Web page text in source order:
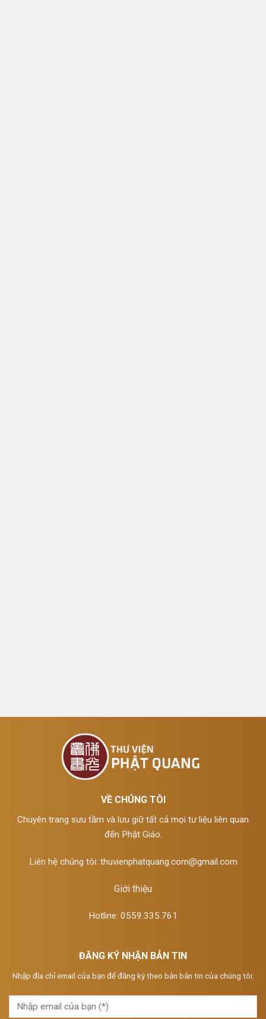
VỀ CHÚNG TÔI
Chuyên trang sưu tầm và lưu giữ tất cả mọi tư liệu liên quan
đến Phật Giáo.
Liên hệ chúng tôi: thuvienphatquang.com@gmail.com
Giới thiệu
Hotline: 0559.335.761
ĐĂNG KÝ NHẬN BẢN TIN
Nhập địa chỉ email của bạn để đăng ký theo bản bản tin của chúng tôi: